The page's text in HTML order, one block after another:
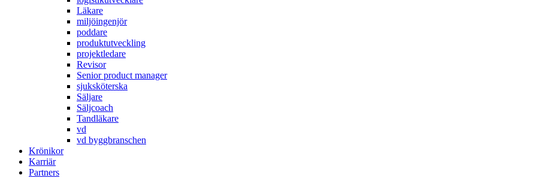
Läkare
miljöingenjör
poddare
produktutveckling
projektledare
Revisor
Senior product manager
sjuksköterska
Säljare
Säljcoach
Tandläkare
vd
vd byggbranschen
Krönikor
Karriär
Partners